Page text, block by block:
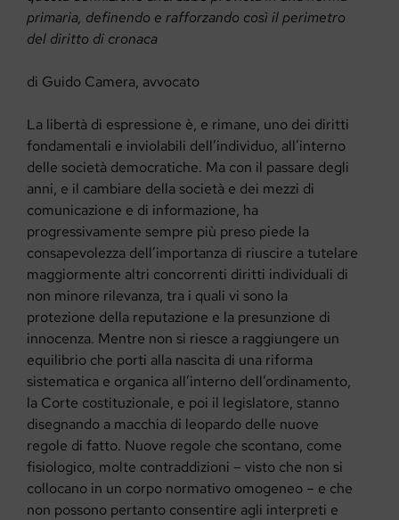
primaria, definendo e rafforzando così il perimetro
del diritto di cronaca
di Guido Camera, avvocato
La libertà di espressione è, e rimane, uno dei diritti
fondamentali e inviolabili dell’individuo, all’interno
delle società democratiche. Ma con il passare degli
anni, e il cambiare della società e dei mezzi di
comunicazione e di informazione, ha
progressivamente sempre più preso piede la
consapevolezza dell’importanza di riuscire a tutelare
maggiormente altri concorrenti diritti individuali di
non minore rilevanza, tra i quali vi sono la
protezione della reputazione e la presunzione di
innocenza. Mentre non si riesce a raggiungere un
equilibrio che porti alla nascita di una riforma
sistematica e organica all’interno dell’ordinamento,
la Corte costituzionale, e poi il legislatore, stanno
disegnando a macchia di leopardo delle nuove
regole di fatto. Nuove regole che scontano, come
fisiologico, molte contraddizioni – visto che non si
collocano in un corpo normativo omogeneo – e che
non possono pertanto consentire agli interpreti e